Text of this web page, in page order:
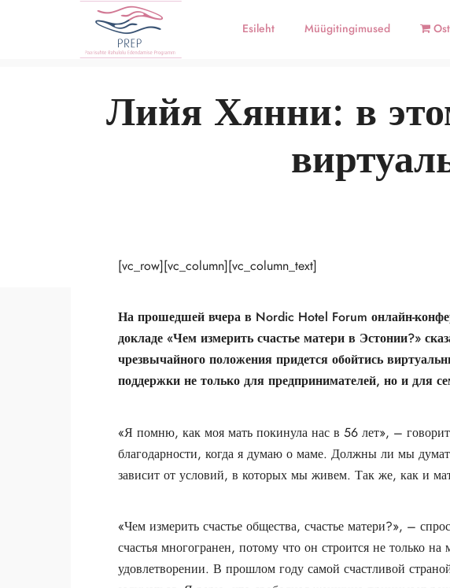
Esileht Müügitingimused
Лийя Хянни: в
[vc_row][vc_column][vc_column_text]
На прошедшей вчера в Nordic Hotel Forum онлайн-
докладе «Чем измерить счастье матери в Эстонии?»
чрезвычайного положения придется обойтись
поддержки не только для предпринимателей, но и для
«Я помню, как моя мать покинула нас в 56 лет», – говорит
благодарности, когда я думаю о маме. Должны ли мы
зависит от условий, в которых мы живем. Так же, как и
«Чем измерить счастье общества, счастье матери?», –
счастья многогранен, потому что он строится не только
удовлетворении. В прошлом году самой счастливой